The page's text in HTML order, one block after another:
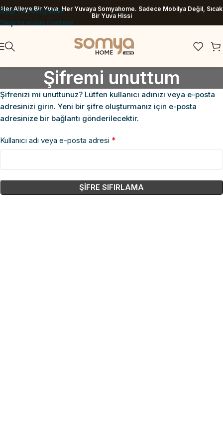
Skip to navigation
Skip to main content
Her Aileye Bir Yuva, Her Yuvaya Somyahome. Sadece Mobilya Değil, Sıcak
Bir Yuva Hissi
Şifremi unuttum
Şifrenizi mi unuttunuz? Lütfen kullanıcı adınızı veya e-posta
adresinizi girin. Yeni bir şifre oluşturmanız için e-posta
adresinize bir bağlantı gönderilecektir.
Kullanıcı adı veya e-posta adresi *
ŞIFRE SIFIRLAMA